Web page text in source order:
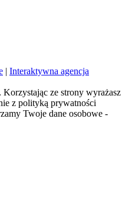
| Interaktywna agencja
ze strony wyrażasz
z polityką prywatności
Twoje dane osobowe -